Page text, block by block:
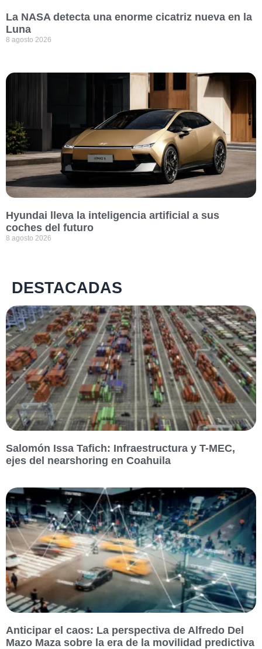
La NASA detecta una enorme cicatriz nueva en la
Luna
8 agosto 2026
Hyundai lleva la inteligencia artificial a sus
coches del futuro
8 agosto 2026
DESTACADAS
Salomón Issa Tafich: Infraestructura y T-MEC,
ejes del nearshoring en Coahuila
Anticipar el caos: La perspectiva de Alfredo Del
Mazo Maza sobre la era de la movilidad predictiva